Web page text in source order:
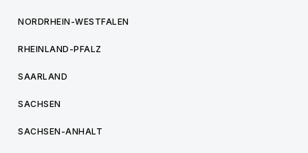
NORDRHEIN-WESTFALEN
RHEINLAND-PFALZ
SAARLAND
SACHSEN
SACHSEN-ANHALT